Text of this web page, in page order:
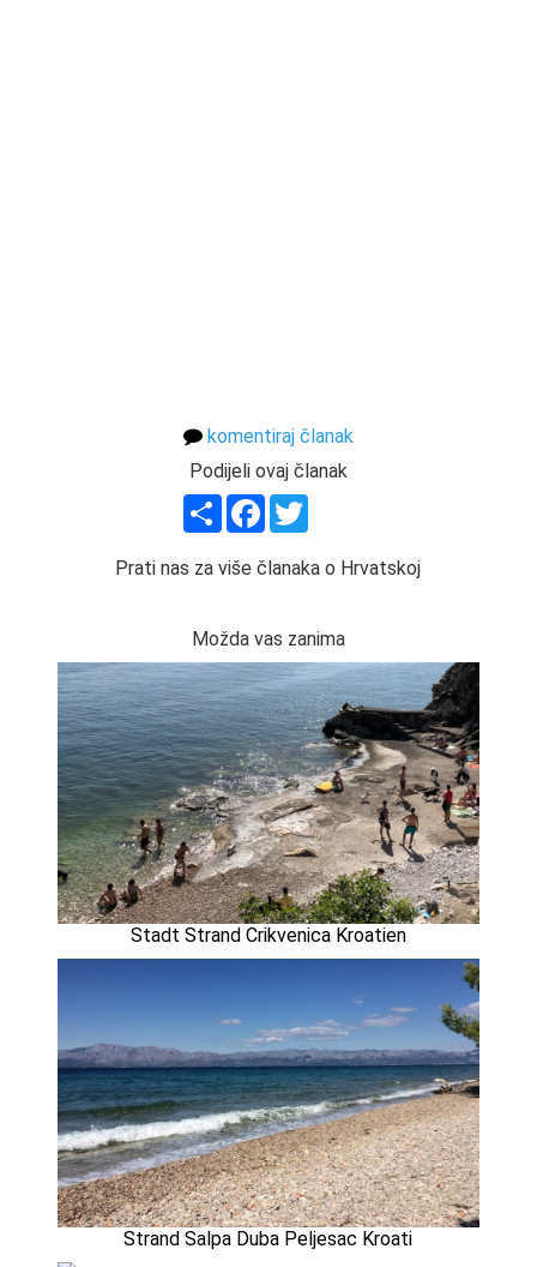
komentiraj članak
Podijeli ovaj članak
ShareFacebook
Prati nas za više članaka o Hrvatskoj
Možda vas zanima
Stadt Strand Crikvenica Kroatien
Strand Salpa Duba Peljesac Kroati